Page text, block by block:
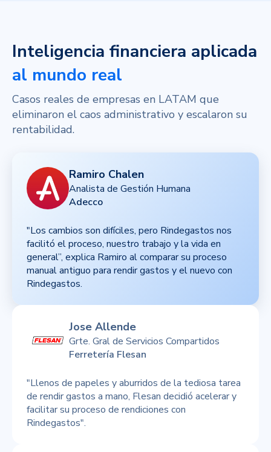
Inteligencia financiera aplicada
al mundo real
Casos reales de empresas en LATAM que
eliminaron el caos administrativo y escalaron su
rentabilidad.
Ramiro Chalen
Analista de Gestión Humana
Adecco
"Los cambios son difíciles, pero Rindegastos nos
facilitó el proceso, nuestro trabajo y la vida en
general”, explica Ramiro al comparar su proceso
manual antiguo para rendir gastos y el nuevo con
Rindegastos.
Jose Allende
Grte. Gral de Servicios Compartidos
Ferretería Flesan
"Llenos de papeles y aburridos de la tediosa tarea
de rendir gastos a mano, Flesan decidió acelerar y
facilitar su proceso de rendiciones con
Rindegastos".